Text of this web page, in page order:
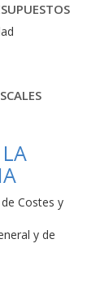
Costes y
y de